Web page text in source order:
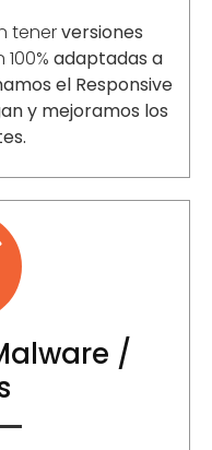
tenerversiones
adaptadas a
el Responsive
y mejoramos los
/